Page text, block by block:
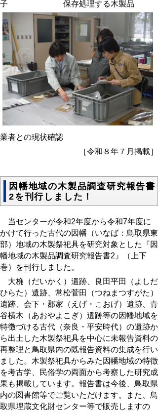
子 保存処理する木製品
業者との現状確認
［令和８年７月掲載］
因幡地域の木製品調査研究報告書
2を刊行しました！
当センターが令和2年度から令和7年度に
かけて行った古代の因幡（いなば：鳥取県東
部）地域の木製祭祀具を研究対象とした『因
幡地域の木製品調査研究報告書2』（上下
巻）を刊行しました。
大桷（だいかく）遺跡、良田平田（よしだ
ひらた）遺跡、常松菅田（つねまつすがた）
遺跡、会下・郡家（えげ・こおげ）遺跡、青
谷横木（あおやよこぎ）遺跡等の因幡地域を
特徴づける古代（奈良・平安時代）の遺跡か
ら出土した木製祭祀具を中心に未報告資料の
再整理と鳥取県内の既報告資料の集成を行い
ました。木製祭祀具からみた因幡地域の特徴
を考古学、民俗学の両面から考察した研究成
果も掲載しています。報告書は今後、鳥取県
内の図書館等でご覧いただけます。また、鳥
取県埋蔵文化財センター等で販売しますの